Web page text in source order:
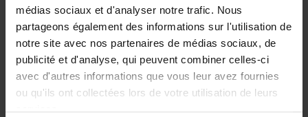
médias sociaux et d'analyser notre trafic. Nous
partageons également des informations sur l'utilisation de
notre site avec nos partenaires de médias sociaux, de
publicité et d'analyse, qui peuvent combiner celles-ci
avec d'autres informations que vous leur avez fournies
ou qu'ils ont collectées lors de votre utilisation de leurs
services.
Description
Le Conveen Étui Pénien, accompagné de son joint de fixation, est un
dispositif médical de Coloplast conçu pour gérer l’incontinence
masculine. Idéal pour les patients souhaitant préserver leur
autonomie, il permet l’évacuation discrète des urines via une poche